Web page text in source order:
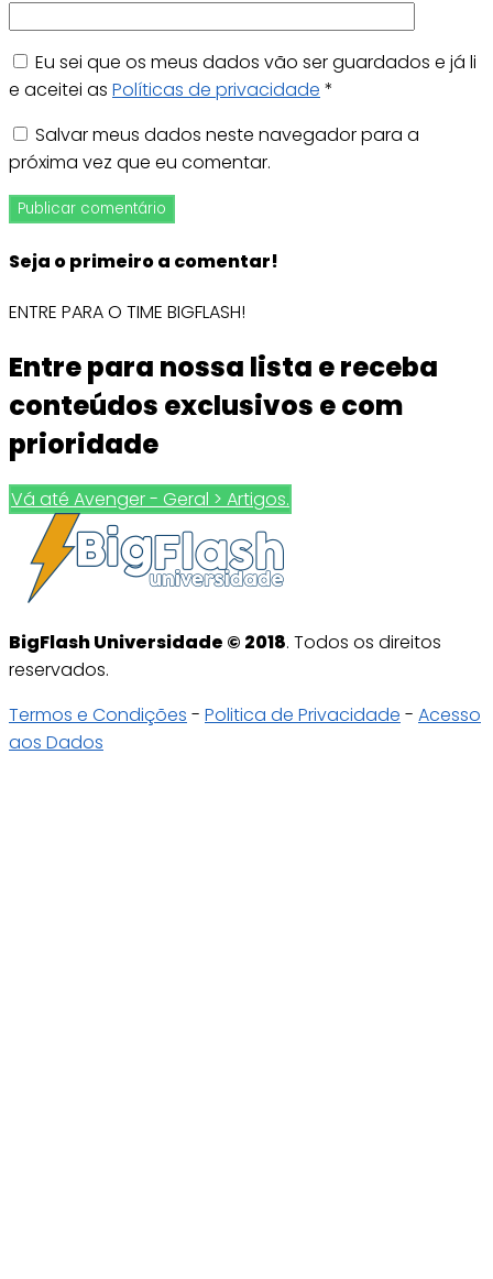
Eu sei que os meus dados vão ser guardados e já li
e aceitei as Políticas de privacidade *
Salvar meus dados neste navegador para a
próxima vez que eu comentar.
Seja o primeiro a comentar!
ENTRE PARA O TIME BIGFLASH!
Entre para nossa lista e receba
conteúdos exclusivos e com
prioridade
Vá até Avenger - Geral > Artigos.
BigFlash Universidade © 2018. Todos os direitos
reservados.
Termos e Condições - Politica de Privacidade - Acesso
aos Dados